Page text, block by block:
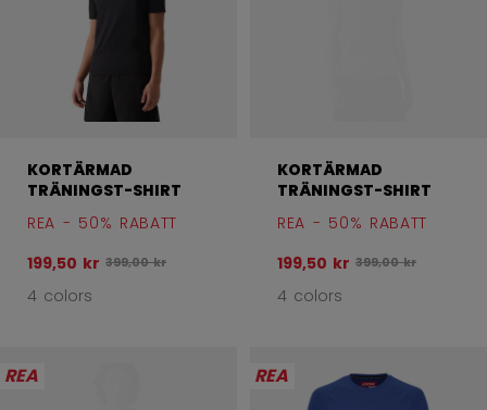
KORTÄRMAD
TRÄNINGST-SHIRT
REA - 50% RABATT
199,50 kr Ursprungligt pris före rabatt var
399,00 kr
4 colors
KORTÄRMAD
TRÄNINGST-SHIRT
REA - 50% RABATT
199,50 kr Ursprungligt pris
399,00 kr
4 colors
REA REA